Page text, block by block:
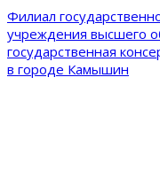
Филиал
учреждения высшего
государственная
в городе Камышин